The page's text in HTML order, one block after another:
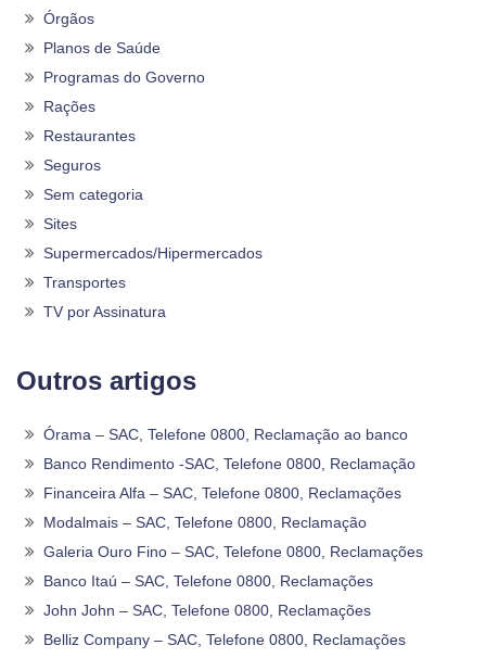
Órgãos
Planos de Saúde
Programas do Governo
Rações
Restaurantes
Seguros
Sem categoria
Sites
Supermercados/Hipermercados
Transportes
TV por Assinatura
Outros artigos
Órama – SAC, Telefone 0800, Reclamação ao banco
Banco Rendimento -SAC, Telefone 0800, Reclamação
Financeira Alfa – SAC, Telefone 0800, Reclamações
Modalmais – SAC, Telefone 0800, Reclamação
Galeria Ouro Fino – SAC, Telefone 0800, Reclamações
Banco Itaú – SAC, Telefone 0800, Reclamações
John John – SAC, Telefone 0800, Reclamações
Belliz Company – SAC, Telefone 0800, Reclamações